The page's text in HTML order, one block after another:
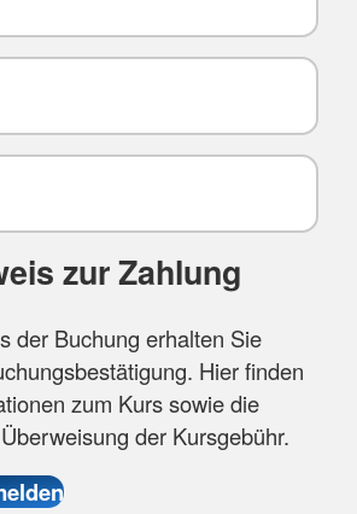
zur Zahlung
der Buchung erhalten Sie
Hier finden
zum Kurs sowie die
der Kursgebühr.